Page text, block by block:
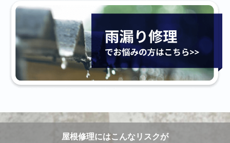
屋根修理にはこんなリスクが